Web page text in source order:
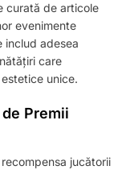
curată de articole
evenimente
includ adesea
care
unice.
Premii
jucătorii